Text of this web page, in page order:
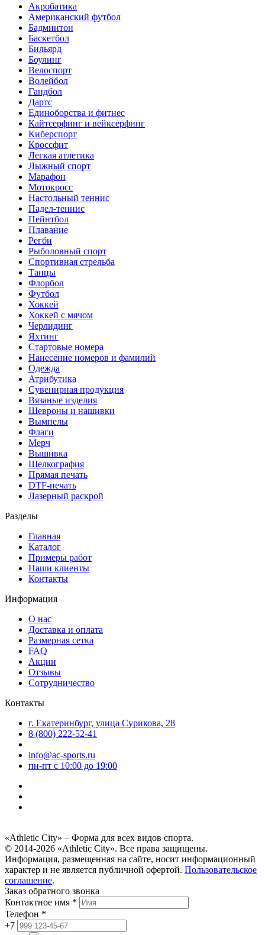
Акробатика
Американский футбол
Бадминтон
Баскетбол
Бильярд
Боулинг
Велоспорт
Волейбол
Гандбол
Дартс
Единоборства и фитнес
Кайтсерфинг и вейксерфинг
Киберспорт
Кроссфит
Легкая атлетика
Лыжный спорт
Марафон
Мотокросс
Настольный теннис
Падел-теннис
Пейнтбол
Плавание
Регби
Рыболовный спорт
Спортивная стрельба
Танцы
Флорбол
Футбол
Хоккей
Хоккей с мячом
Черлидинг
Яхтинг
Стартовые номера
Нанесение номеров и фамилий
Одежда
Атрибутика
Сувенирная продукция
Вязаные изделия
Шевроны и нашивки
Вымпелы
Флаги
Мерч
Вышивка
Шелкография
Прямая печать
DTF-печать
Лазерный раскрой
Разделы
Главная
Каталог
Примеры работ
Наши клиенты
Контакты
Информация
О нас
Доставка и оплата
Размерная сетка
FAQ
Акции
Отзывы
Сотрудничество
Контакты
г. Екатеринбург, улица Сурикова, 28
8 (800) 222-52-41
info@ac-sports.ru
пн-пт c 10:00 до 19:00
«Athletic City» – Форма для всех видов спорта.
© 2014-2026 «Athletic City». Все права защищены.
Информация, размещенная на сайте, носит информационный
характер и не является публичной офертой. Пользовательское
соглашение.
Заказ обратного звонка
Контактное имя *
Телефон *
+7